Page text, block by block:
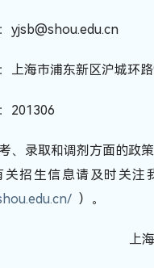
yjsb@shou.edu.cn
上海市浦东新区沪城环
201306
、录取和调剂方面的政
关招生信息请及时关注
）。
上